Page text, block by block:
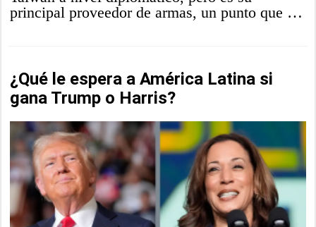
principal proveedor de armas, un punto que …
¿Qué le espera a América Latina si
gana Trump o Harris?